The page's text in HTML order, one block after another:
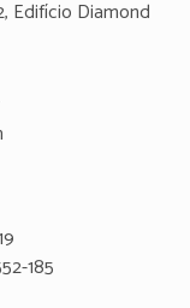
Edifício Diamond
185